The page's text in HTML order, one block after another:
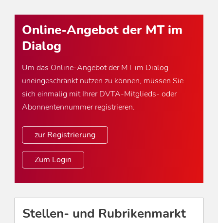
Online-Angebot der MT im
Dialog
Um das Online-Angebot der MT im Dialog
uneingeschränkt nutzen zu können, müssen Sie
sich einmalig mit Ihrer DVTA-Mitglieds- oder
Abonnentennummer registrieren.
zur Registrierung
Zum Login
Stellen- und Rubrikenmarkt